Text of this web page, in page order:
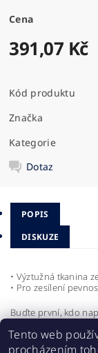
Cena
391,07 Kč
Kód produktu
Značka
Kategorie
Dotaz
POPIS
DISKUZE
• Výztužná tkanina
• Pro zesílení
Buďte první, kdo
Přidat
Tento web
procházením